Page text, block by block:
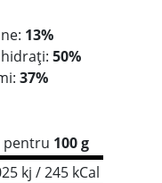
13%
50%
37%
pentru 100 g
kj / 245 kCal